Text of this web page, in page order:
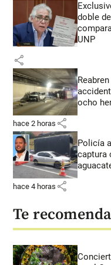
doble
UNP
share
ocho
hace 2 horas share
Policía
captura
hace 4 horas share
Te